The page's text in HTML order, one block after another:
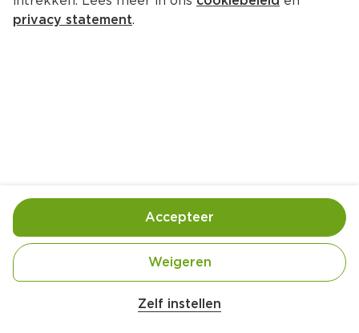
Per 1000 gram
Handige informatie over dit product
Nutri-Score D
privacy statement.
Zelf instellen
Weigeren
Accepteer